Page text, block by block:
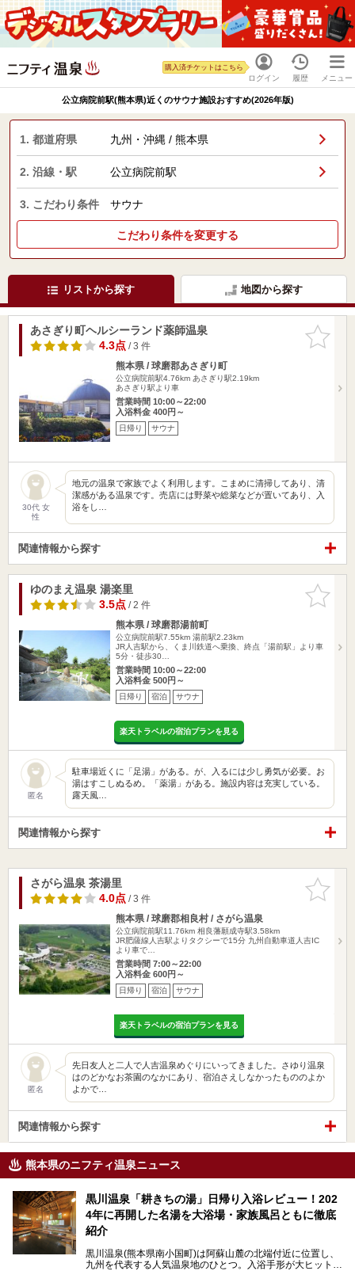
ログイン
購入済チケットはこちら
履歴 メニュー
公立病院前駅(熊本県)近くのサウナ施設おすすめ(2026年版)
1. 都道府県 九州・沖縄 / 熊本県
2. 沿線・駅 公立病院前駅
3. こだわり条件 サウナ
こだわり条件を変更する
リストから探す 地図から探す
お気に入
りに追加
あさぎり町ヘルシーランド薬師温泉
4.3点/ 3 件
熊本県 / 球磨郡あさぎり町
公立病院前駅4.76km あさぎり駅2.19km
あさぎり駅より車
営業時間 10:00～22:00
入浴料金 400円～
日帰り サウナ
30代 女
性
地元の温泉で家族でよく利用します。こまめに清掃してあり、清
潔感がある温泉です。売店には野菜や総菜などが置いてあり、入
浴をし…
関連情報から探す
お気に入
りに追加
ゆのまえ温泉 湯楽里
3.5点/ 2 件
熊本県 / 球磨郡湯前町
公立病院前駅7.55km 湯前駅2.23km
JR人吉駅から、くま川鉄道へ乗換、終点「湯前駅」より車
5分・徒歩30…
営業時間 10:00～22:00
入浴料金 500円～
日帰り 宿泊 サウナ
楽天トラベルの宿泊プランを見る
匿名
駐車場近くに「足湯」がある。が、入るには少し勇気が必要。お
湯はすこしぬるめ。「薬湯」がある。施設内容は充実している。
露天風…
関連情報から探す
お気に入
りに追加
さがら温泉 茶湯里
4.0点/ 3 件
熊本県 / 球磨郡相良村 / さがら温泉
公立病院前駅11.76km 相良藩願成寺駅3.58km
JR肥薩線人吉駅よりタクシーで15分 九州自動車道人吉IC
より車で…
営業時間 7:00～22:00
入浴料金 600円～
日帰り 宿泊 サウナ
楽天トラベルの宿泊プランを見る
匿名
先日友人と二人で人吉温泉めぐりにいってきました。さゆり温泉
はのどかなお茶園のなかにあり、宿泊さえしなかったもののよか
よかで…
関連情報から探す
熊本県のニフティ温泉ニュース
黒川温泉「耕きちの湯」日帰り入浴レビュー！202
4年に再開した名湯を大浴場・家族風呂ともに徹底
紹介
黒川温泉(熊本県南小国町)は阿蘇山麓の北端付近に位置し、
九州を代表する人気温泉地のひとつ。入浴手形が大ヒット